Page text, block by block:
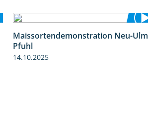
7:10
Maissortendemonstration Neu-Ulm
Pfuhl
14.10.2025